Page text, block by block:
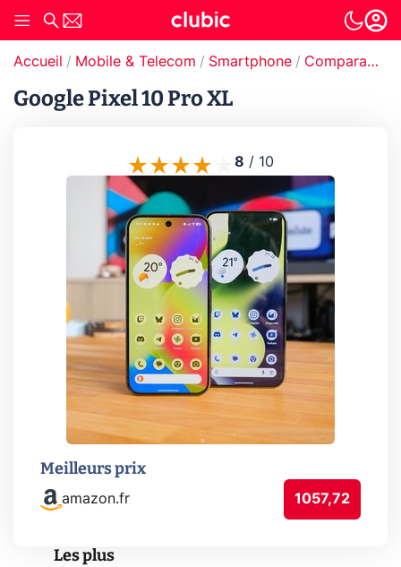
Accueil Mobile & Telecom Smartphone Comparatif smartphones
Google Pixel 10 Pro XL
8 / 10
Meilleurs prix
amazon.fr 1057,72
Les plus